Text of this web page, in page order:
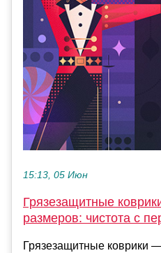
15:13, 05 Июн
Грязезащитные
размеров: чистота с
Грязезащитные коврики